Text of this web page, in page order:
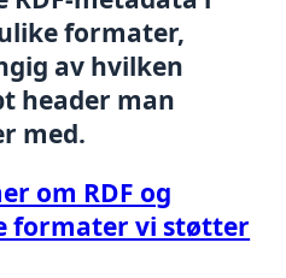
formater,
av hvilken
header man
med.
om RDF og
formater vi støtter